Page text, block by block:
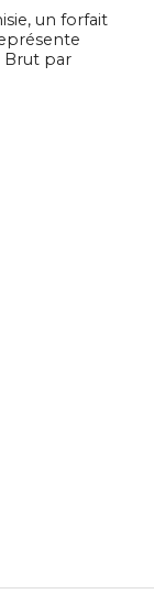
un forfait
Brut par